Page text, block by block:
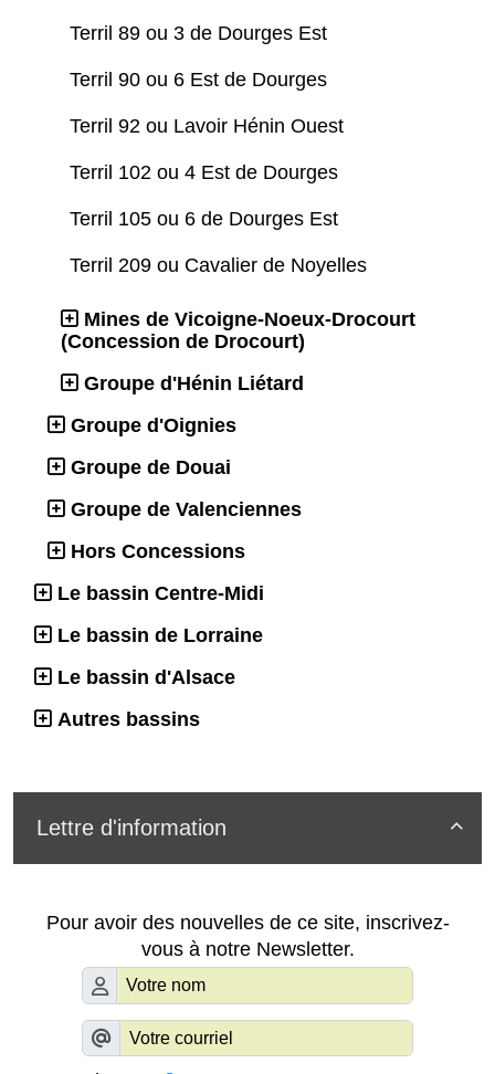
Terril 89 ou 3 de Dourges Est
Terril 90 ou 6 Est de Dourges
Terril 92 ou Lavoir Hénin Ouest
Terril 102 ou 4 Est de Dourges
Terril 105 ou 6 de Dourges Est
Terril 209 ou Cavalier de Noyelles
Mines de Vicoigne-Noeux-Drocourt
(Concession de Drocourt)
Groupe d'Hénin Liétard
Groupe d'Oignies
Groupe de Douai
Groupe de Valenciennes
Hors Concessions
Le bassin Centre-Midi
Le bassin de Lorraine
Le bassin d'Alsace
Autres bassins

Lettre d'information
Pour avoir des nouvelles de ce site, inscrivez-
vous à notre Newsletter.